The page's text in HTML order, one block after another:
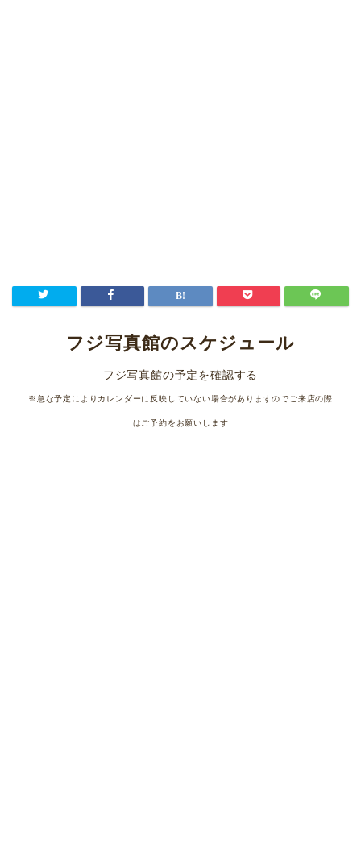
フジ写真館のスケジュール
フジ写真館の予定を確認する
※急な予定によりカレンダーに反映していない場合がありますのでご来店の際
はご予約をお願いします